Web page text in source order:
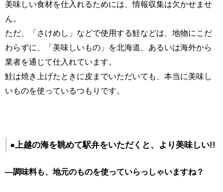
美味しい食材を仕入れるためには、情報収集は欠かせませ
ん。
ただ、「さけめし」などで使用する鮭などは、地物にこだ
わらずに、「美味しいもの」を北海道、あるいは海外から
業者を通じて仕入れています。
鮭は焼き上げたときに皮までいただいても、本当に美味し
いものを使っているつもりです。
●上越の海を眺めて駅弁をいただくと、より美味しい!!
―調味料も、地元のものを使っていらっしゃいますね？